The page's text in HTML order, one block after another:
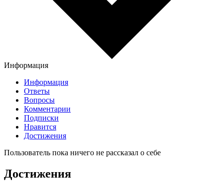
Информация
Информация
Ответы
Вопросы
Комментарии
Подписки
Нравится
Достижения
Пользователь пока ничего не рассказал о себе
Достижения